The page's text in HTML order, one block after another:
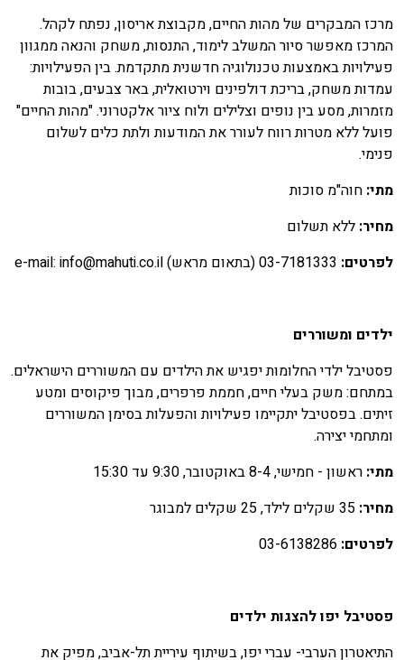
המבקרים של מהות החיים, מקבוצת אריסון, נפתח לקהל.
מאפשר סיור המשלב לימוד, התנסות, משחק והנאה ממגוון
באמצעות טכנולוגיה חדשנית מתקדמת. בין הפעילויות:
משחק, בריכת דולפינים וירטואלית, באר צבעים, בובות
מסע בין נופים וצלילים ולוח ציור אלקטרוני. "מהות החיים"
ללא מטרות רווח לעורר את המודעות ולתת כלים לשלום
חוה"מ סוכות
ללא תשלום
03-7181333 (בתאום מראש) e-mail: info@mahuti.co.il
ומשוררים
ילדי החלומות יפגיש את הילדים עם המשוררים הישראלים.
משק בעלי חיים, חממת פרפרים, מבוך פיקוסים ומטע
בפסטיבל יתקיימו פעילויות והפעלות בסימן המשוררים
יצירה.
ראשון - חמישי, 8-4 באוקטובר, 9:30 עד 15:30
35 שקלים לילד, 25 שקלים למבוגר
03-6138286
יפו להצגות ילדים
הערבי- עברי יפו, בשיתוף עיריית תל-אביב, מפיק את